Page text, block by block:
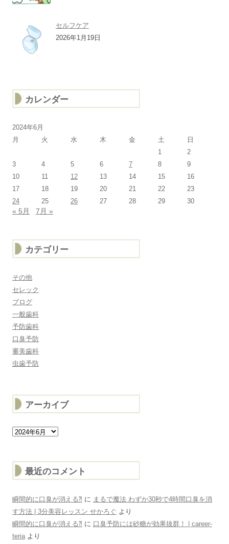
セルフケア
2026年1月19日
カレンダー
2024年6月
月
火 水 木 金 土
日
1
2
3
4 5 6 7 8
9
10
11 12 13 14 15
16
17
18 19 20 21 22
23
24
25 26 27 28 29 30
« 5月 7月 »
カテゴリー
その他
セレック
ブログ
一般歯科
予防歯科
口臭予防
審美歯科
虫歯予防
アーカイブ
ア
ー
最近のコメント
瞬間的に口臭が消える⁈ に まるで魔法 わずか30秒で4時間口臭を消
す方法 | 3分美容レッスン せかろぐ より
瞬間的に口臭が消える⁈ に 口臭予防には砂糖が効果抜群！ | career-
teria より